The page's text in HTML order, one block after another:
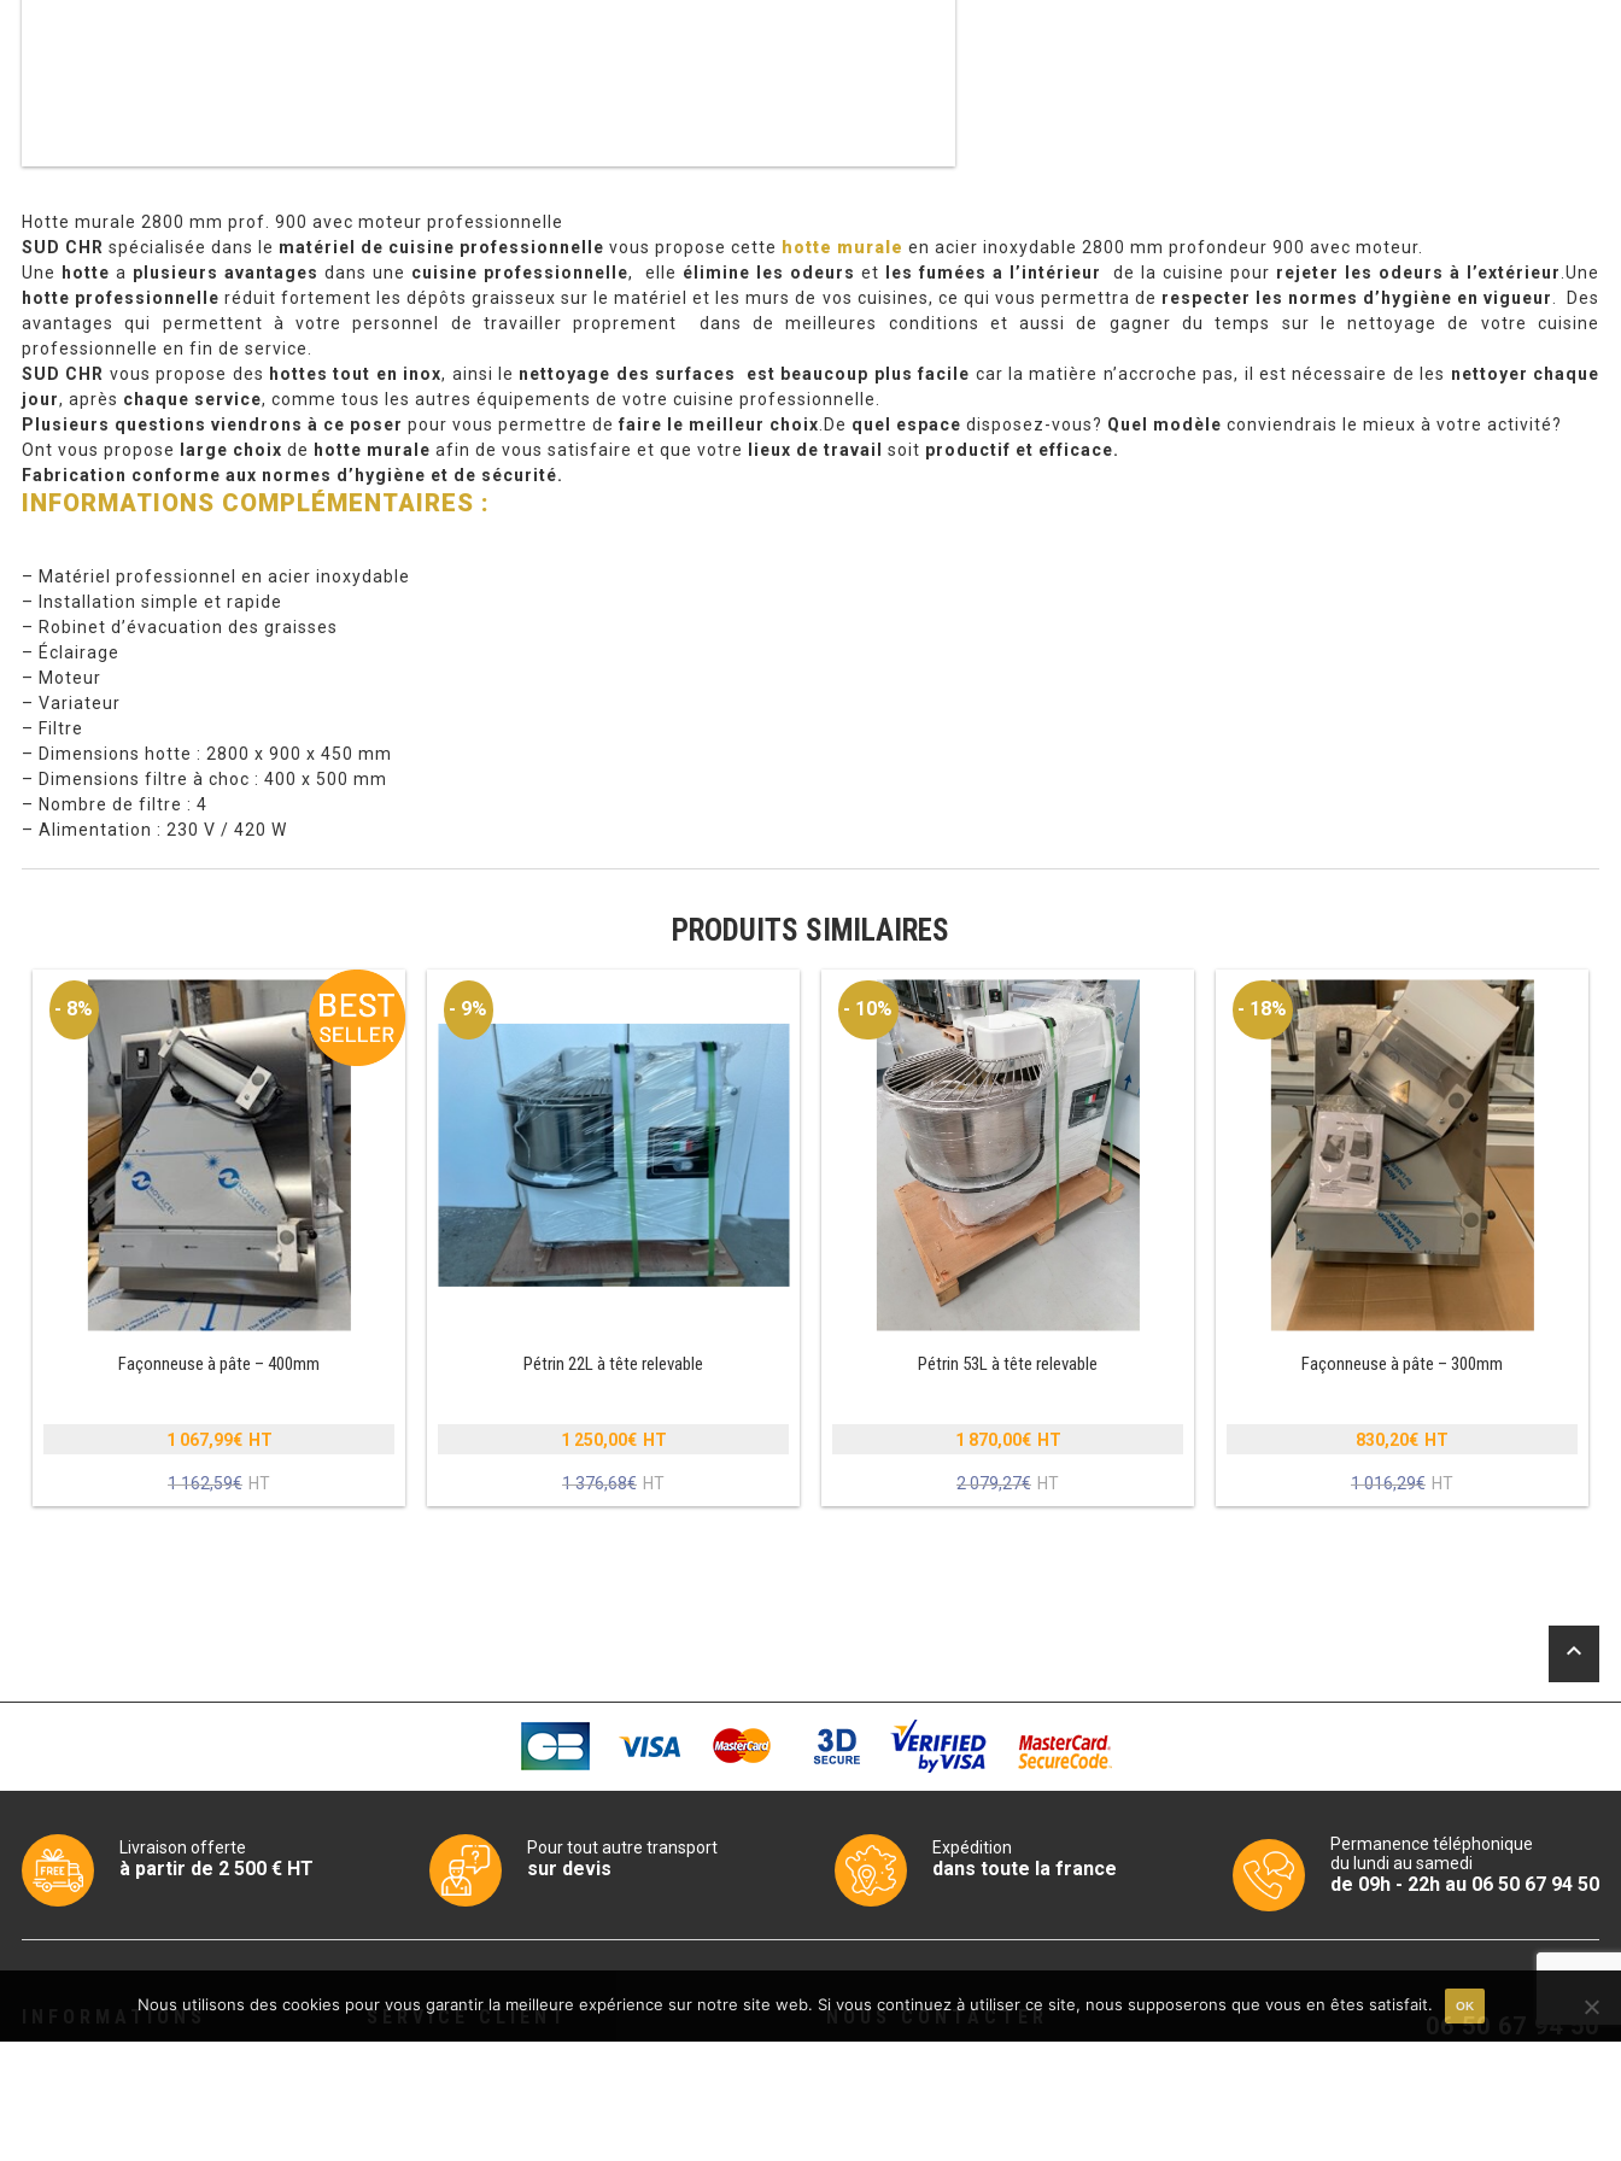
Hotte murale 2800 mm prof. 900 avec moteur professionnelle
SUD CHR spécialisée dans le matériel de cuisine professionnelle vous propose cette hotte murale en acier inoxydable 2800 mm profondeur 900 avec moteur.
Une hotte a plusieurs avantages dans une cuisine professionnelle, elle élimine les odeurs et les fumées a l’intérieur de la cuisine pour rejeter les odeurs à l’extérieur .Une
hotte professionnelleréduit fortement les dépôts graisseux sur le matériel et les murs de vos cuisines, ce qui vous permettra de respecter les normes d’hygiène en vigueur
. Des
avantages qui permettent à votre personnel de travailler proprement dans de meilleures conditions et aussi de gagner du temps sur le nettoyage de votre cuisine
professionnelle en fin de service.
SUD CHR vous propose des hottes tout en inox, ainsi le nettoyage des surfaces est beaucoup plus facile car la matière n’accroche pas, il est nécessaire de les nettoyer chaque
jour, après chaque service, comme tous les autres équipements de votre cuisine professionnelle.
Plusieurs questions viendrons à ce poser pour vous permettre de faire le meilleur choix .De quel espace disposez-vous? Quel modèle conviendrais le mieux à votre activité?
Ont vous propose large choix de hotte murale afin de vous satisfaire et que votre lieux de travail soit productif et efficace.
Fabrication conforme aux normes d’hygiène et de sécurité.
INFORMATIONS COMPLÉMENTAIRES :
– Matériel professionnel en acier inoxydable
– Installation simple et rapide
– Robinet d’évacuation des graisses
– Éclairage
– Moteur
– Variateur
– Filtre
– Dimensions hotte : 2800 x 900 x 450 mm
– Dimensions filtre à choc : 400 x 500 mm
– Nombre de filtre : 4
– Alimentation : 230 V / 420 W
PRODUITS SIMILAIRES
- 8%
Façonneuse à pâte – 400mm
1 162,59€
prix
initial
1 067,99€
Le
prix
- 9%
Pétrin 22L à tête relevable
1 376,68€
prix
initial
1 250,00€
Le
prix
- 10%
Pétrin 53L à tête relevable
2 079,27€
prix
initial
1 870,00€
Le
prix
- 18%
Façonneuse à pâte – 300mm
1 016,29€
prix
initial
830,20€
Le
prix
keyboard_arrow_up
Livraison offerte
à partir de 2 500 € HT
Pour tout autre transport
sur devis
Expédition
dans toute la france
Permanence téléphonique
du lundi au samedi
de 09h - 22h au 06 50 67 94 50
INFORMATIONS SERVICE CLIENT NOUS CONTACTER 06 50 67 94 50
Nous utilisons des cookies pour vous garantir la meilleure expérience sur notre site web. Si vous continuez à utiliser ce site, nous supposerons que vous en êtes satisfait. OK